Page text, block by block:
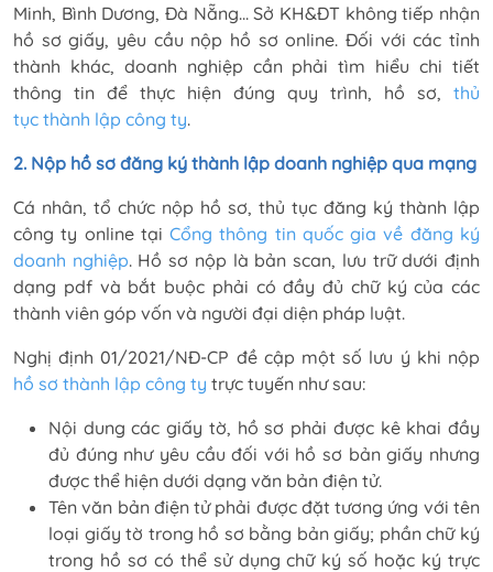
Minh, Bình Dương, Đà Nẵng... Sở KH&ĐT không tiếp nhận
hồ sơ giấy, yêu cầu nộp hồ sơ online. Đối với các tỉnh
thành khác, doanh nghiệp cần phải tìm hiểu chi tiết
thông tin để thực hiện đúng quy trình, hồ sơ, thủ
tục thành lập công ty.
2. Nộp hồ sơ đăng ký thành lập doanh nghiệp qua mạng
Cá nhân, tổ chức nộp hồ sơ, thủ tục đăng ký thành lập
công ty online tạiCổng thông tin quốc gia về đăng ký
doanh nghiệp. Hồ sơ nộp là bản scan, lưu trữ dưới định
dạng pdf và bắt buộc phải có đầy đủ chữ ký của các
thành viên góp vốn và người đại diện pháp luật.
Nghị định 01/2021/NĐ-CP đề cập một số lưu ý khi nộp
hồ sơ thành lập công ty trực tuyến như sau:
Nội dung các giấy tờ, hồ sơ phải được kê khai đầy
đủ đúng như yêu cầu đối với hồ sơ bản giấy nhưng
được thể hiện dưới dạng văn bản điện tử.
Tên văn bản điện tử phải được đặt tương ứng với tên
loại giấy tờ trong hồ sơ bằng bản giấy; phần chữ ký
trong hồ sơ có thể sử dụng chữ ký số hoặc ký trực